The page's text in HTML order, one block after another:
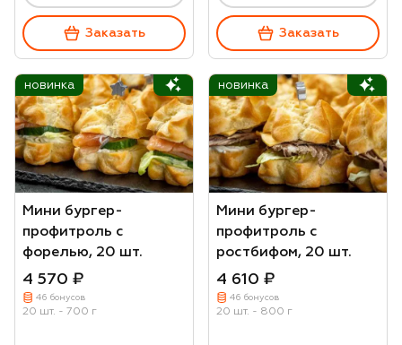
Заказать Заказать
новинка
Мини бургер-
профитроль с
форелью, 20 шт.
4 570 ₽
46 бонусов
20 шт. - 700 г
новинка
Мини бургер-
профитроль с
ростбифом, 20 шт.
4 610 ₽
46 бонусов
20 шт. - 800 г